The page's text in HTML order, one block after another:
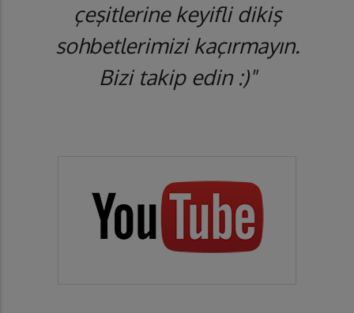
çeşitlerine keyifli dikiş
sohbetlerimizi kaçırmayın.
Bizi takip edin :)"